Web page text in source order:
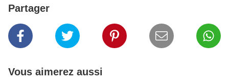
Partager
Vous aimerez aussi